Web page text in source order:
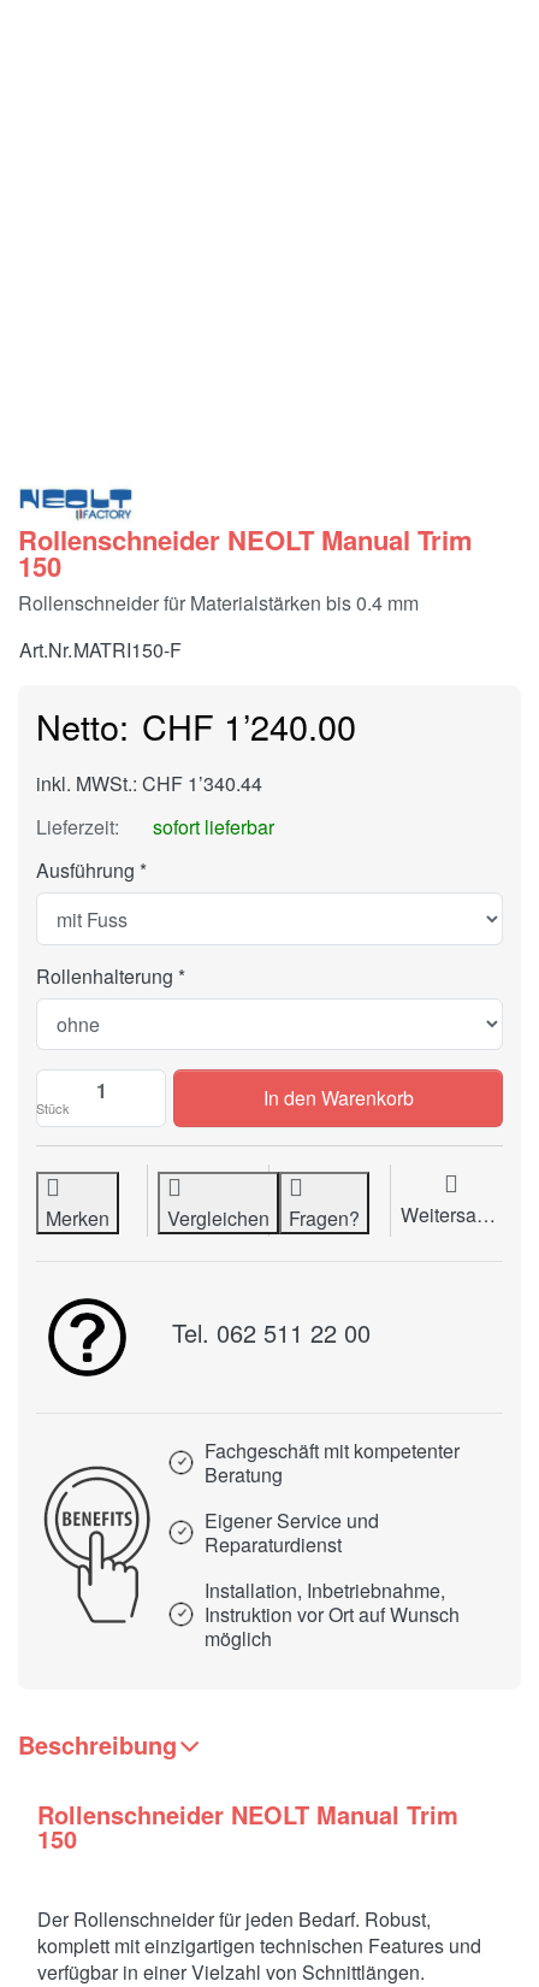
Rollenschneider NEOLT Manual Trim
150
Rollenschneider für Materialstärken bis 0.4 mm
Art.Nr.MATRI150-F
CHF 1’240.00
inkl. MWSt.: CHF 1’340.44
Lieferzeit:
sofort lieferbar
Ausführung
Rollenhalterung
Stück
Rollenschneider NEOLT Manual Trim
In den Warenkorb
Merken Vergleichen Fragen? Weitersagen
Tel. 062 511 22 00
Fachgeschäft mit kompetenter
Beratung
Eigener Service und
Reparaturdienst
Installation, Inbetriebnahme,
Instruktion vor Ort auf Wunsch
möglich
Beschreibung
Rollenschneider NEOLT Manual Trim
150
Der Rollenschneider für jeden Bedarf. Robust,
komplett mit einzigartigen technischen Features und
verfügbar in einer Vielzahl von Schnittlängen.